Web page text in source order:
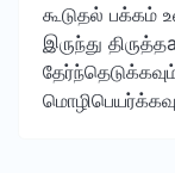
கூடுதல் பக்கம்
இருந்து